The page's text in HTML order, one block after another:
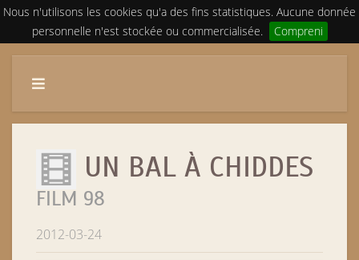
Nous n'utilisons les cookies qu'a des fins statistiques. Aucune donnée
personnelle n'est stockée ou commercialisée.
Compreni
UN BAL À CHIDDES
FILM 98
2012-03-24